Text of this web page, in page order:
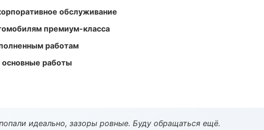
обслуживание
премиум-класса
работам
основные работы
идеально, зазоры ровные. Буду обращаться ещё.